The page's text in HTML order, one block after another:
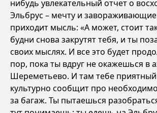
нибудь увлекательный отчет о
Эльбрус – мечту и
приходит мысль: «А может, стоит
будни снова закрутят тебя, и ты
своих мыслях. И все это будет
пор, пока ты вдруг не окажешься в
Шереметьево. И там тебе приятный
культурно сообщит про
за багаж. Ты пытаешься